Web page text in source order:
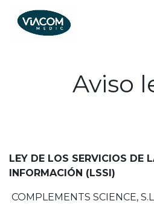
Aviso
LEY DE LOS SERVICIOS DE
INFORMACIÓN (LSSI)
COMPLEMENTS SCIENCE,